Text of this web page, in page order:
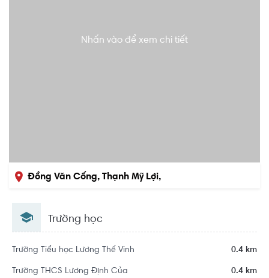
Nhấn vào để xem chi tiết
Đồng Văn Cống, Thạnh Mỹ Lợi,
Trường học
Trường Tiểu học Lương Thế Vinh 0.4 km
Trường THCS Lương Định Của 0.4 km